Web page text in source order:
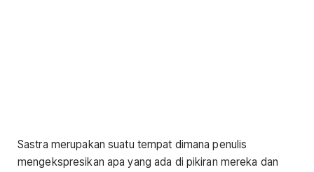
Sastra merupakan suatu tempat dimana penulis
mengekspresikan apa yang ada di pikiran mereka dan